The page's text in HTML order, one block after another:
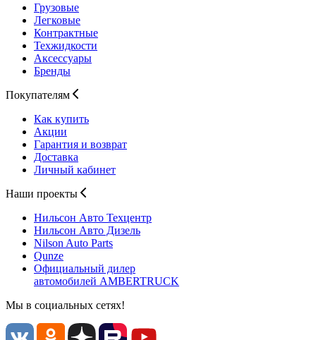
Грузовые
Легковые
Контрактные
Техжидкости
Аксессуары
Бренды
Покупателям
Как купить
Акции
Гарантия и возврат
Доставка
Личный кабинет
Наши проекты
Нильсон Авто Техцентр
Нильсон Авто Дизель
Nilson Auto Parts
Qunze
Официальный дилер
автомобилей AMBERTRUCK
Мы в социальных сетях!